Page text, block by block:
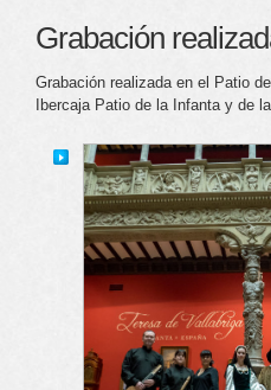
Grabación
Grabación realizada en el Patio
Ibercaja Patio de la Infanta y de